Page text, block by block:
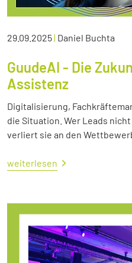
29.09.2025| Daniel Buchta
GuudeAI - Die
Assistenz
Digitalisierung,
die Situation. Wer Leads
verliert sie an den
weiterlesen